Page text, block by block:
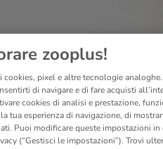
zooplus!
pixel e altre tecnologie
di navigare e di fare acquisti
cookies di analisi e prestazione,
tua esperienza di navigazione, di
Puoi modificare queste impostazioni
(“Gestisci le impostazioni”). Trovi